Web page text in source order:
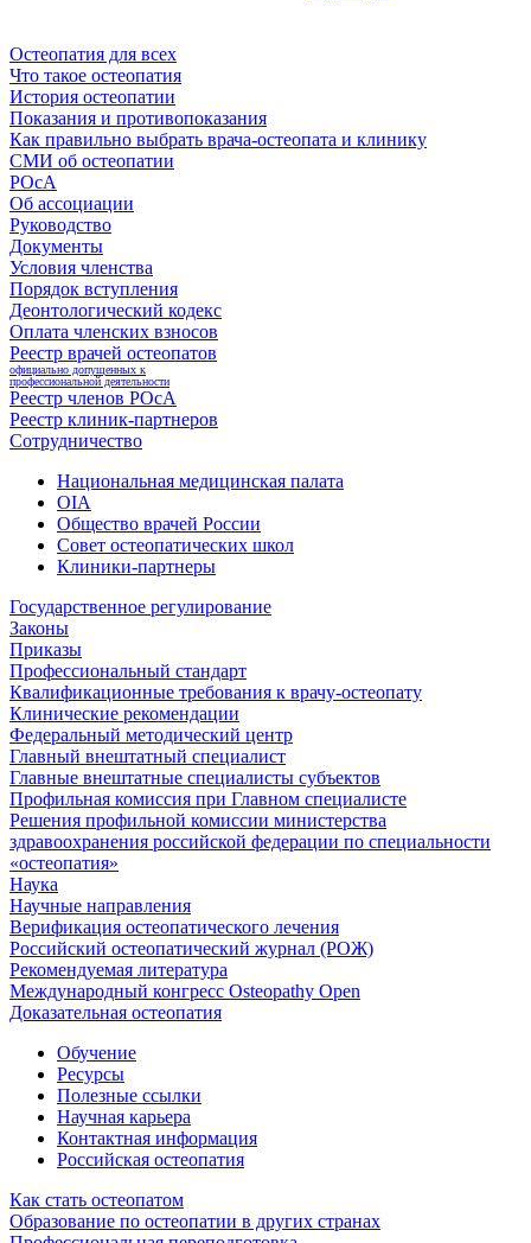
Остеопатия для всех
Что такое остеопатия
История остеопатии
Показания и противопоказания
Как правильно выбрать врача-остеопата и клинику
СМИ об остеопатии
РОсА
Об ассоциации
Руководство
Документы
Условия членства
Порядок вступления
Деонтологический кодекс
Оплата членских взносов
Реестр врачей остеопатов
официально допущенных к
профессиональной деятельности
Реестр членов РОсА
Реестр клиник-партнеров
Сотрудничество
Национальная медицинская палата
OIA
Общество врачей России
Совет остеопатических школ
Клиники-партнеры
Государственное регулирование
Законы
Приказы
Профессиональный стандарт
Квалификационные требования к врачу-остеопату
Клинические рекомендации
Федеральный методический центр
Главный внештатный специалист
Главные внештатные специалисты субъектов
Профильная комиссия при Главном специалисте
Решения профильной комиссии министерства
здравоохранения российской федерации по специальности
«остеопатия»
Наука
Научные направления
Верификация остеопатического лечения
Российский остеопатический журнал (РОЖ)
Рекомендуемая литература
Международный конгресс Osteopathy Open
Доказательная остеопатия
Обучение
Ресурсы
Полезные ссылки
Научная карьера
Контактная информация
Российская остеопатия
Как стать остеопатом
Образование по остеопатии в других странах